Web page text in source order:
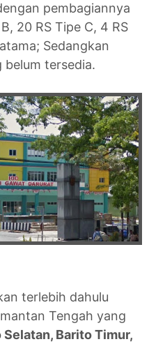
pembagiannya
20 RS Tipe C, 4 RS
Sedangkan
belum tersedia.
terlebih dahulu
Tengah yang
Barito Timur,